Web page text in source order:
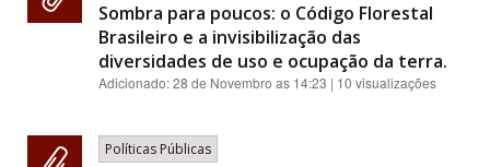
Sombra para poucos: o Código Florestal
Brasileiro e a invisibilização das
diversidades de uso e ocupação da terra.
Adicionado:28 de Novembro as 14:23 | 10 visualizações
Políticas Públicas